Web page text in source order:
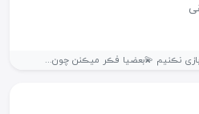
بازی نڪنیم 💫بعضیا فڪر میڪنن چون...